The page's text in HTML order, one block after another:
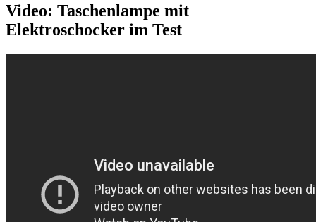
Video: Taschenlampe mit
Elektroschocker im Test